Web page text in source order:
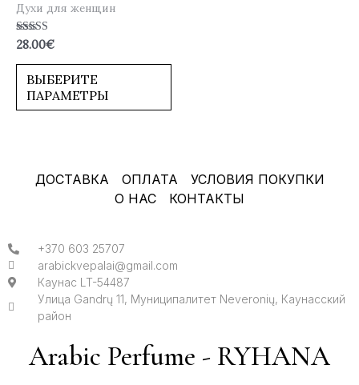
Духи для женщин
Оценка
из 5
28.00€
ВЫБЕРИТЕ
ПАРАМЕТРЫ
ДОСТАВКА ОПЛАТА
УСЛОВИЯ ПОКУПКИ
О НАС
КОНТАКТЫ
+370 603 25707
arabickvepalai@gmail.com
Каунас LT-54487
Улица Gandrų 11, Муниципалитет Neveronių, Каунасский
район
Arabic Perfume - RYHANA